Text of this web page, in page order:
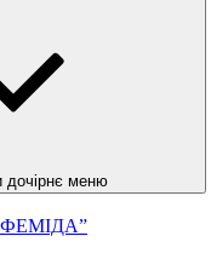
дочірнє меню